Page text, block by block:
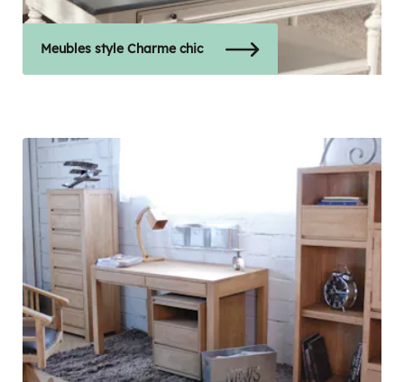
Meubles style Charme chic